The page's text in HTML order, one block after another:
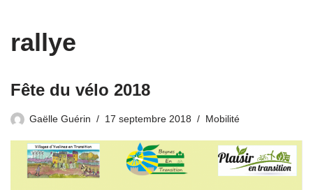
rallye
Fête du vélo 2018
Gaëlle Guérin 17 septembre 2018 Mobilité